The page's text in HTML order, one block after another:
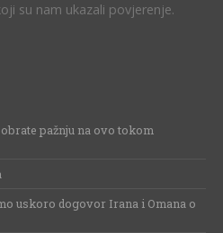
su nam ukazali povjerenje.
pažnju na ovo tokom
uskoro dogovor Irana i Omana o